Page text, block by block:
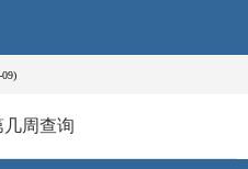
09)
几周查询